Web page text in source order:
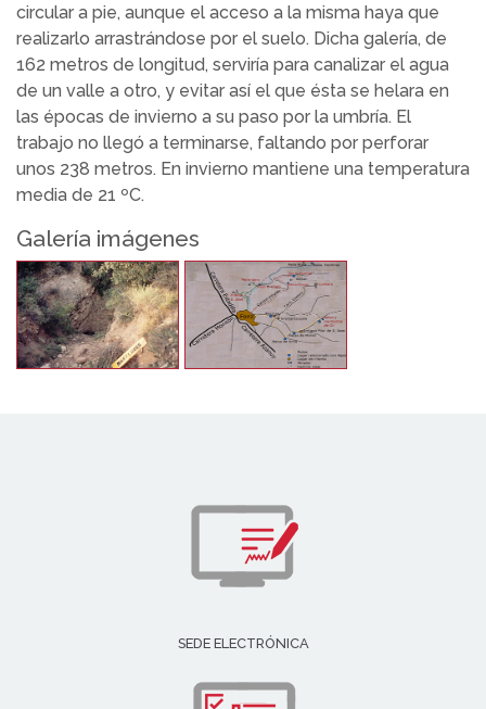
circular a pie, aunque el acceso a la misma haya que
realizarlo arrastrándose por el suelo. Dicha galería, de
162 metros de longitud, serviría para canalizar el agua
de un valle a otro, y evitar así el que ésta se helara en
las épocas de invierno a su paso por la umbría. El
trabajo no llegó a terminarse, faltando por perforar
unos 238 metros. En invierno mantiene una temperatura
media de 21 ºC.
Galería imágenes
SEDE ELECTRÓNICA